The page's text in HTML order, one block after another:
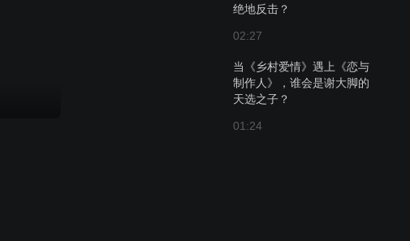
绝地反击？
02:27
当《乡村爱情》遇上《恋与
制作人》，谁会是谢大脚的
天选之子？
01:24